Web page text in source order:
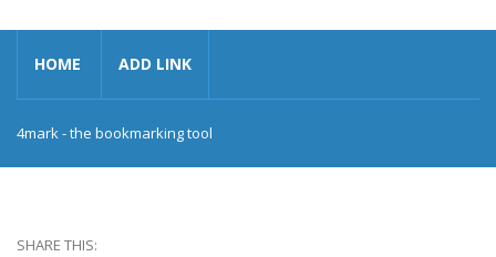
HOME ADD LINK
4mark - the bookmarking tool
SHARE THIS: